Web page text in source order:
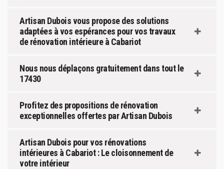
Artisan Dubois vous propose des solutions
adaptées à vos espérances pour vos travaux
de rénovation intérieure à Cabariot
Nous nous déplaçons gratuitement dans tout le
17430
Profitez des propositions de rénovation
exceptionnelles offertes par Artisan Dubois
Artisan Dubois pour vos rénovations
intérieures à Cabariot : Le cloisonnement de
votre intérieur